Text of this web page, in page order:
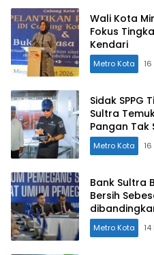
Wali Kota
Fokus
Kendari
Metro Kota
Sidak SPPG
Sultra
Pangan Tak
Metro Kota
Bank Sultra
Bersih
Metro Kota